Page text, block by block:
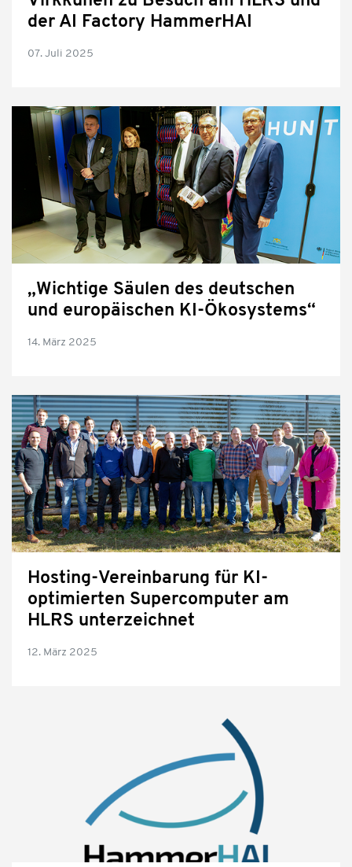
der AI Factory HammerHAI
07. Juli 2025
„Wichtige Säulen des deutschen
und europäischen KI-Ökosystems“
14. März 2025
Hosting-Vereinbarung für KI-
optimierten Supercomputer am
HLRS unterzeichnet
12. März 2025